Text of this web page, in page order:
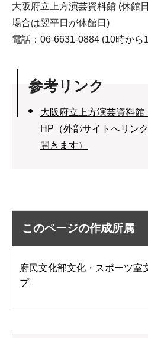
大阪府立上方演芸資料館 (休
場合は翌平日が休館日)
電話：06-6631-0884 (10時から
参考リンク
大阪府立上方演芸資料
HP（外部サイトへリン
開きます）
このページの作成所属
府民文化部文化・スポーツ室
プ